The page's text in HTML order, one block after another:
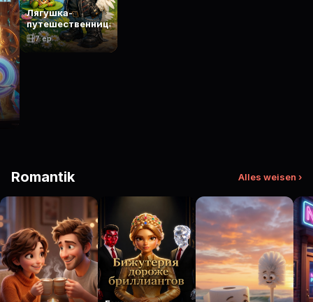
Лягушка-
путешественница
7 ep
Romantik Alles weisen ›